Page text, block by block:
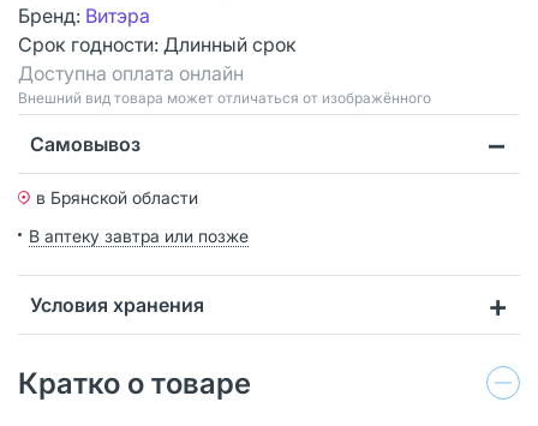
Бренд: Витэра
Срок годности: Длинный срок
Доступна оплата онлайн
Bнешний вид товара может отличаться от изображённого
Самовывоз
в Брянской области
В аптеку завтра или позже
Условия хранения
Кратко о товаре